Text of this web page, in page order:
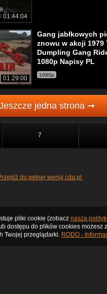
01:44:04
01:29:00
Gang jabłkowych
znowu w akcji 1979
Dumpling Gang
1080p Napisy PL
1080p
jedna strona ➞
7
do pełnej wersji cda.pl
pliki cookie (zobacz naszą
dostępu do plików cookies możesz
Twojej przeglądarki. RODO -